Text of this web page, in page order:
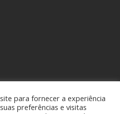
para fornecer a experiência
preferências e visitas